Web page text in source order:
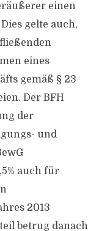
einen
gelte auch,
eines
gemäß § 23
Der BFH
der
und
auch für
2013
betrug danach